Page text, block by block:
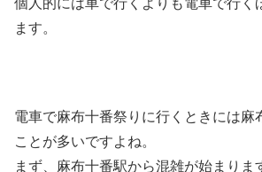
ます。
電車で麻布十番祭りに行くときには麻
ことが多いですよね。
まず、麻布十番駅から混雑が始まりま